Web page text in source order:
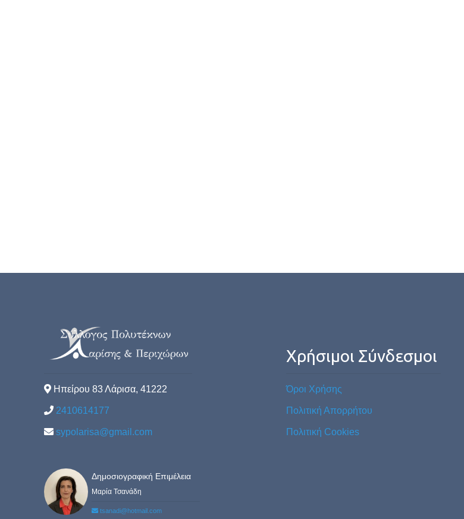
Ηπείρου 83 Λάρισα, 41222
2410614177
sypolarisa@gmail.com
Δημοσιογραφική Επιμέλεια
Μαρία Τσανάδη
tsanadi@hotmail.com
Χρήσιμοι Σύνδεσμοι
Όροι Χρήσης
Πολιτική Απορρήτου
Πολιτική Cookies